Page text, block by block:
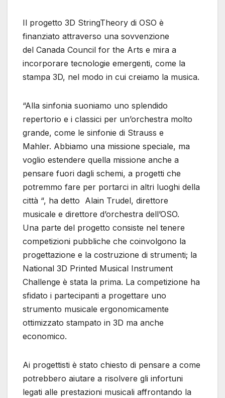
Il progetto 3D StringTheory di OSO è
finanziato attraverso una sovvenzione
del Canada Council for the Arts e mira a
incorporare tecnologie emergenti, come la
stampa 3D, nel modo in cui creiamo la musica.
“Alla sinfonia suoniamo uno splendido
repertorio e i classici per un’orchestra molto
grande, come le sinfonie di Strauss e
Mahler. Abbiamo una missione speciale, ma
voglio estendere quella missione anche a
pensare fuori dagli schemi, a progetti che
potremmo fare per portarci in altri luoghi della
città “, ha detto Alain Trudel, direttore
musicale e direttore d’orchestra dell’OSO.
Una parte del progetto consiste nel tenere
competizioni pubbliche che coinvolgono la
progettazione e la costruzione di strumenti; la
National 3D Printed Musical Instrument
Challenge è stata la prima. La competizione ha
sfidato i partecipanti a progettare uno
strumento musicale ergonomicamente
ottimizzato stampato in 3D ma anche
economico.
Ai progettisti è stato chiesto di pensare a come
potrebbero aiutare a risolvere gli infortuni
legati alle prestazioni musicali affrontando la